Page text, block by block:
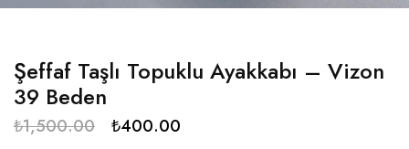
Şeffaf Taşlı Topuklu Ayakkabı – Vizon
39 Beden
₺1,500.00 ₺400.00